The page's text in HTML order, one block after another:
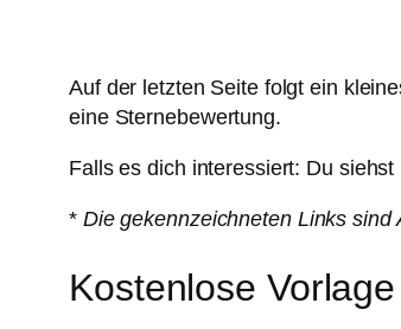
Auf der letzten Seite folgt ein
eine Sternebewertung.
Falls es dich interessiert: Du
* Die gekennzeichneten Links
Kostenlose